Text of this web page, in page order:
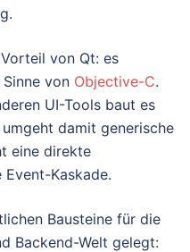
von Qt: es
von Objective-C.
UI-Tools baut es
damit generische
eine direkte
Event-Kaskade.
Bausteine für die
Backend-Welt gelegt: